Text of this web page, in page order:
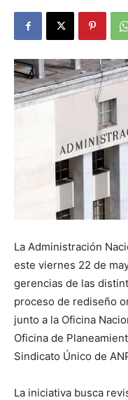
La Administración
este viernes 22 de
gerencias de las
proceso de rediseño
junto a la Oficina
Oficina de
Sindicato Único de
La iniciativa busca